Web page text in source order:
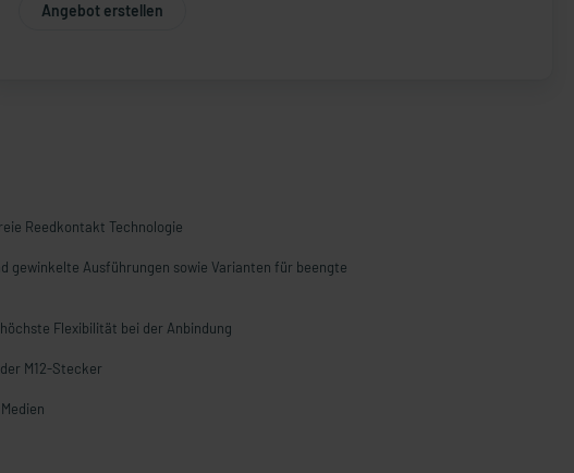
Angebot erstellen
Reedkontakt Technologie
gewinkelte Ausführungen sowie Varianten für beengte
Flexibilität bei der Anbindung
M12-Stecker